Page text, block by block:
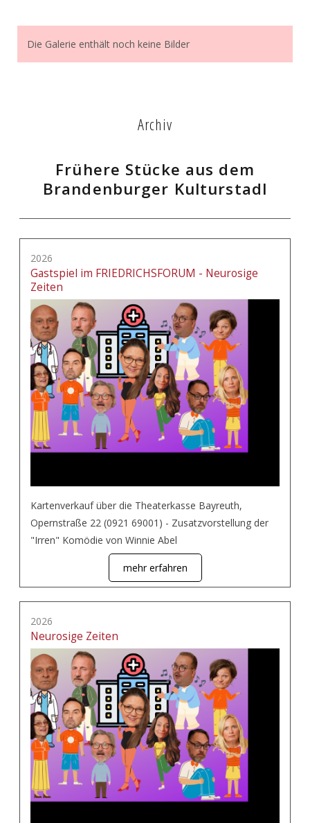
Die Galerie enthält noch keine Bilder
Archiv
Frühere Stücke aus dem
Brandenburger Kulturstadl
2026
Gastspiel im FRIEDRICHSFORUM - Neurosige
Zeiten
Kartenverkauf über die Theaterkasse Bayreuth,
Opernstraße 22 (0921 69001) - Zusatzvorstellung der
"Irren" Komödie von Winnie Abel
mehr erfahren
2026
Neurosige Zeiten